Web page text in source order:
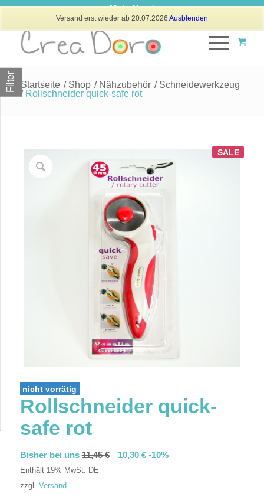
Mein Konto
Startseite / Shop / Nähzubehör / Schneidewerkzeug
/ Rollschneider quick-safe rot
SALE
nicht vorrätig
Rollschneider quick-
safe rot
Bisher bei uns 11,45€ 10,30 €-10%
Enthält 19% MwSt. DE
zzgl. Versand
Filter
Versand erst wieder ab 20.07.2026 Ausblenden